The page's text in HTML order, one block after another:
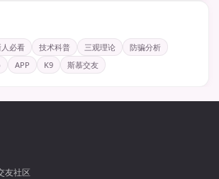
必看 技术科普 三观理论
防骗分析
APP K9 斯慕交友
友社区